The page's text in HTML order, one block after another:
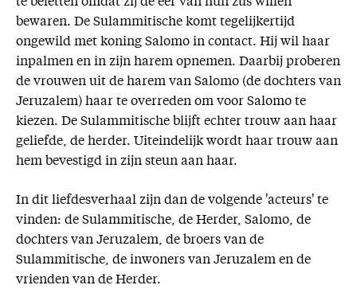
bewaren. De Sulammitische komt tegelijkertijd
ongewild met koning Salomo in contact. Hij wil haar
inpalmen en in zijn harem opnemen. Daarbij proberen
de vrouwen uit de harem van Salomo (de dochters van
Jeruzalem) haar te overreden om voor Salomo te
kiezen. De Sulammitische blijft echter trouw aan haar
geliefde, de herder. Uiteindelijk wordt haar trouw aan
hem bevestigd in zijn steun aan haar.
In dit liefdesverhaal zijn dan de volgende 'acteurs' te
vinden: de Sulammitische, de Herder, Salomo, de
dochters van Jeruzalem, de broers van de
Sulammitische, de inwoners van Jeruzalem en de
vrienden van de Herder.